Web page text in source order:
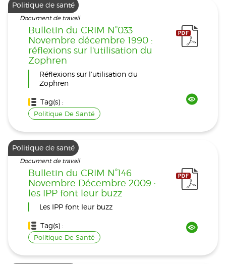
Politique de santé
Document de travail
Bulletin du CRIM N°033
Novembre décembre 1990 :
réflexions sur l'utilisation du
Zophren
Réflexions sur l'utilisation du
Zophren
Tag(s) :
Politique De Santé
Politique de santé
Document de travail
Bulletin du CRIM N°146
Novembre Décembre 2009 :
les IPP font leur buzz
Les IPP font leur buzz
Tag(s) :
Politique De Santé